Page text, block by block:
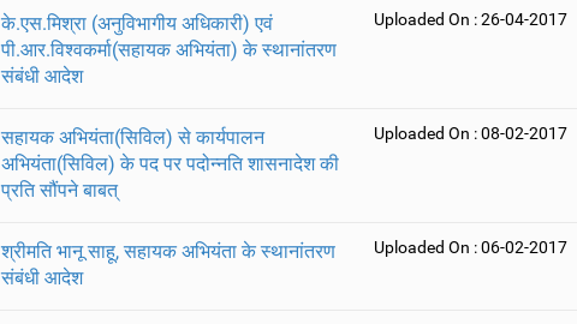
के.एस.मिश्रा (अनुविभागीय अधिकारी) एवं
पी.आर.विश्वकर्मा(सहायक अभियंता) के स्थानांतरण
संबंधी आदेश
Uploaded On : 26-04-2017
सहायक अभियंता(सिविल) से कार्यपालन
अभियंता(सिविल) के पद पर पदोन्नति शासनादेश की
प्रति सौंपने बाबत्
Uploaded On : 08-02-2017
श्रीमति भानू साहू, सहायक अभियंता के स्थानांतरण
संबंधी आदेश
Uploaded On : 06-02-2017